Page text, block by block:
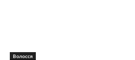
Волосся